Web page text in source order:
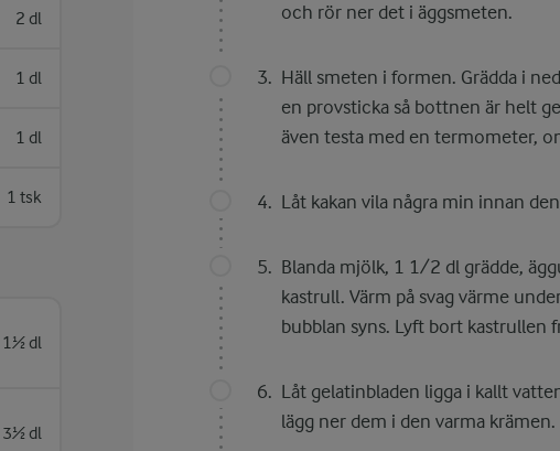
2 dl
1 dl
1 dl
1 tsk
1½ dl
3½ dl
och rör ner det i äggsmeten.
Häll smeten i formen. Grädda i
en provsticka så bottnen är helt
även testa med en termometer,
Låt kakan vila några min innan
Blanda mjölk, 1 1/2 dl grädde,
kastrull. Värm på svag värme
bubblan syns. Lyft bort kastrullen
Låt gelatinbladen ligga i kallt
lägg ner dem i den varma